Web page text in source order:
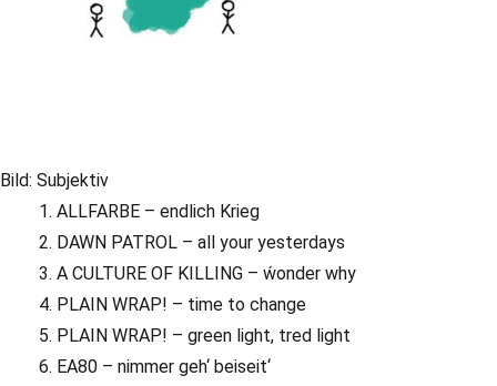
Bild: Subjektiv
ALLFARBE – endlich Krieg
DAWN PATROL – all your yesterdays
A CULTURE OF KILLING – ẃonder why
PLAIN WRAP! – time to change
PLAIN WRAP! – green light, tred light
EA80 – nimmer geh‘ beiseit‘